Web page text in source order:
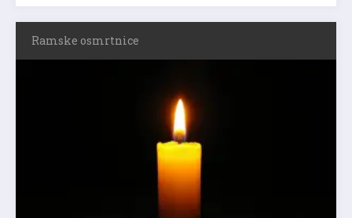
Ramske osmrtnice